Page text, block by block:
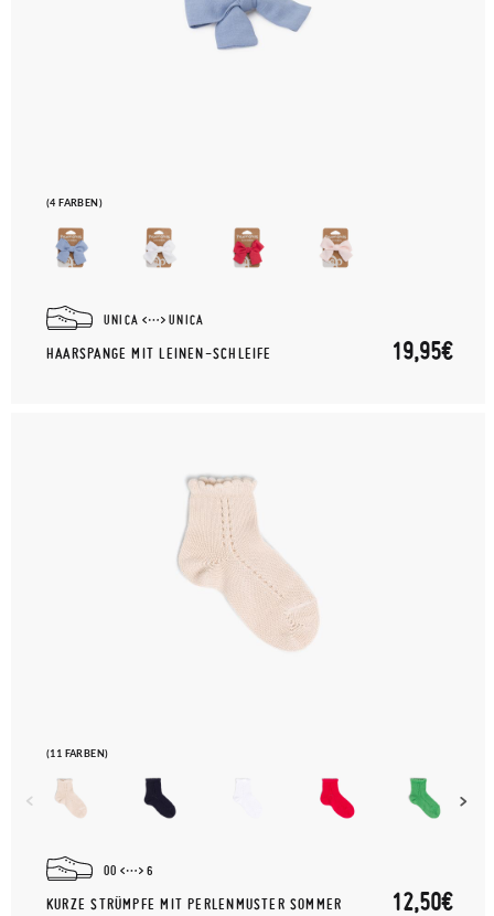
(4 FARBEN)
UNICA UNICA
HAARSPANGE MIT LEINEN-SCHLEIFE 19,95€
(11 FARBEN)
00 6
KURZE STRÜMPFE MIT PERLENMUSTER SOMMER 12,50€